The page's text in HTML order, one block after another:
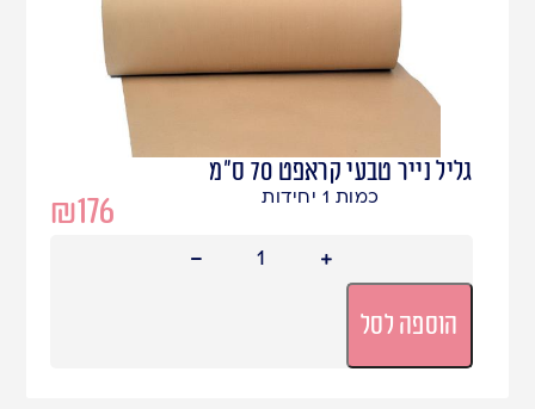
גליל נייר טבעי קראפט 70 ס"מ
₪176 כמות 1 יחידות
הוספה לסל